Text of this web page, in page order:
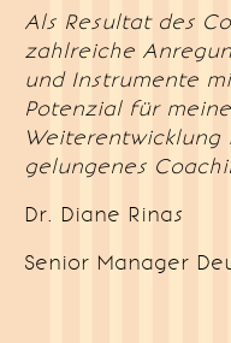
Als Resultat des
zahlreiche
und Instrumente
Potenzial für
gelungenes
Dr. Diane Rinas
Senior Manager